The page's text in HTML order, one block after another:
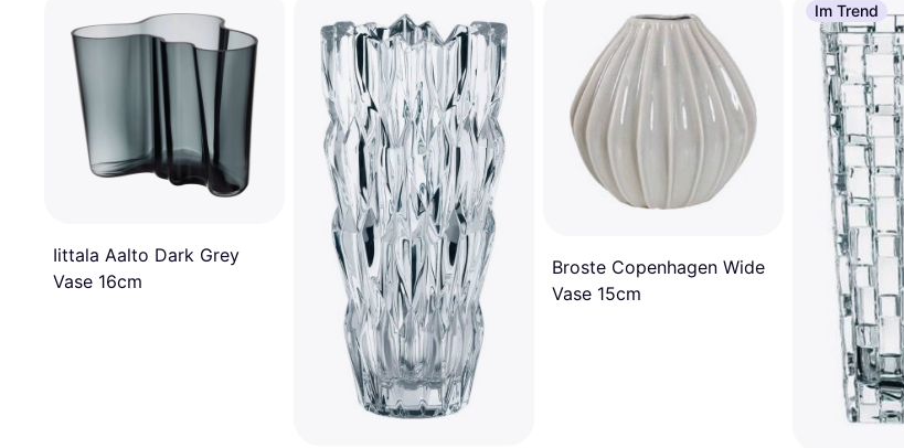
Iittala Aalto Dark Grey
Vase 16cm
Broste Copenhagen Wide
Vase 15cm
Im Trend